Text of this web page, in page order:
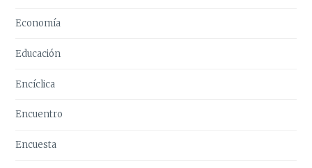
Economía
Educación
Encíclica
Encuentro
Encuesta